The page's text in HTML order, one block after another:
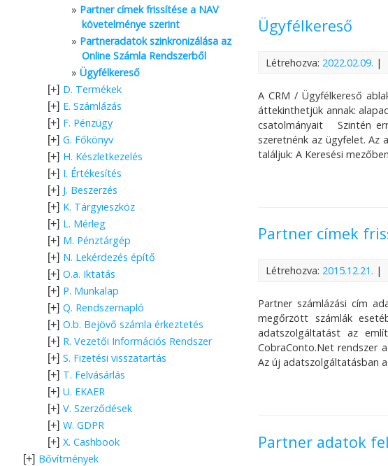
Ügyfélkereső
Létrehozva: 2022.02.09. |
A CRM / Ügyfélkereső
áttekinthetjük annak:
csatolmányait Szintén
szeretnénk az ügyfelet. Az
találjuk: A Keresési
Partner címek
Létrehozva: 2015.12.21. |
Partner számlázási cím
megőrzött számlák
adatszolgáltatást az
CobraConto.Net rendszer
Az új adatszolgáltatásban
Partner adatok
Partner címek frissítése a NAV
követelménye szerint
Partneradatok szinkronizálása az
Online Számla Rendszerből
Ügyfélkereső
[+] D. Termékek
[+] E. Számlázás
[+] F. Pénzügy
[+] G. Főkönyv
[+] H. Készletkezelés
[+] I. Értékesítés
[+] J. Beszerzés
[+] K. Tárgyieszköz
[+] L. Mérleg
[+] M. Pénztárgép
[+] N. Lekérdezés építő
[+] O.a. Iktatás
[+] P. Munkalap
[+] Q. Rendszernapló
[+] O.b. Bejövő számla érkeztetés
[+] R. Vezetői Információs Rendszer
[+] S. Fizetési visszatartás
[+] T. Felvásárlás
[+] U. EKAER
[+] V. Szerződések
[+] W. GDPR
[+] X. Cashbook
[+] Bővítmények